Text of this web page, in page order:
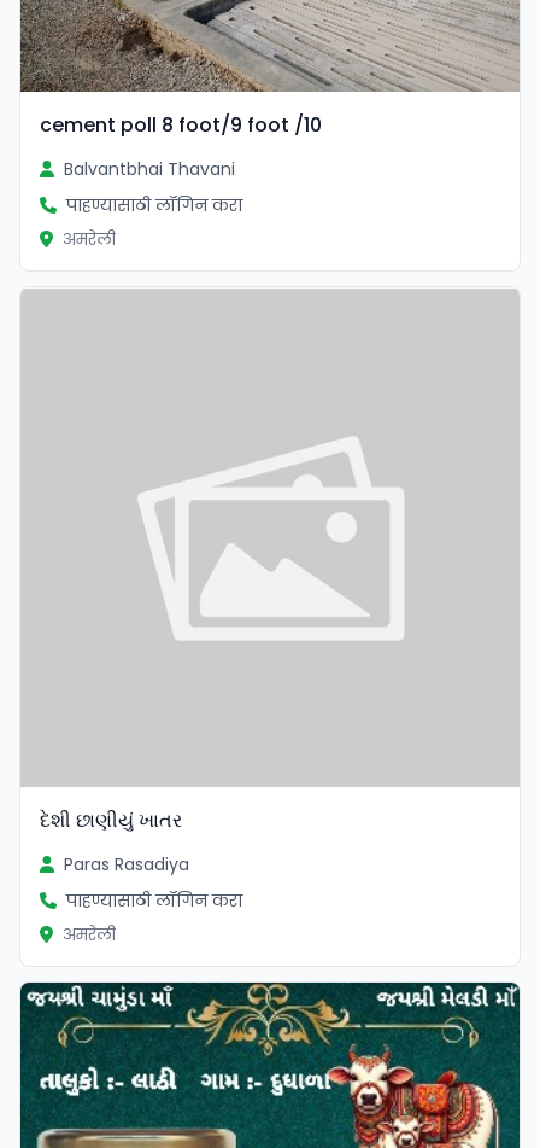
cement poll 8 foot/9 foot /10
Balvantbhai Thavani
पाहण्यासाठी लॉगिन करा
अमरेली
દેશી છાણીયું ખાતર
Paras Rasadiya
पाहण्यासाठी लॉगिन करा
अमरेली